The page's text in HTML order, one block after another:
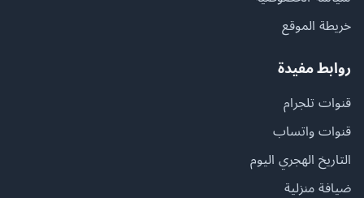
خريطة الموقع
روابط مفيدة
قنوات تلجرام
قنوات واتساب
التاريخ الهجري اليوم
ضيافة منزلية